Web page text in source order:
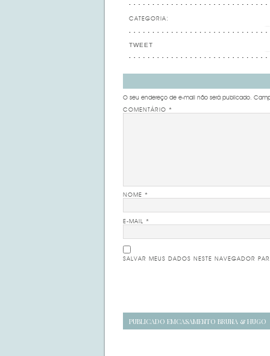
CATEGORIA:
TWEET
O seu endereço de e-mail não será publicado.
COMENTÁRIO *
NOME *
E-MAIL *
SALVAR MEUS DADOS NESTE NAVEGADOR
Navegação
PUBLICADO EMCASAMENTO BRUNA & HUGO